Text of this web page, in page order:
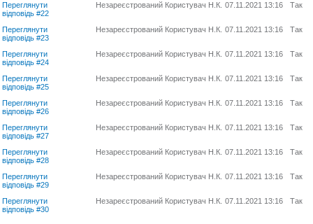
Переглянути
відповідь #22
Незареєстрований Користувач Н.К. 07.11.2021 13:16 Так
Переглянути
відповідь #23
Незареєстрований Користувач Н.К. 07.11.2021 13:16 Так
Переглянути
відповідь #24
Незареєстрований Користувач Н.К. 07.11.2021 13:16 Так
Переглянути
відповідь #25
Незареєстрований Користувач Н.К. 07.11.2021 13:16 Так
Переглянути
відповідь #26
Незареєстрований Користувач Н.К. 07.11.2021 13:16 Так
Переглянути
відповідь #27
Незареєстрований Користувач Н.К. 07.11.2021 13:16 Так
Переглянути
відповідь #28
Незареєстрований Користувач Н.К. 07.11.2021 13:16 Так
Переглянути
відповідь #29
Незареєстрований Користувач Н.К. 07.11.2021 13:16 Так
Переглянути
відповідь #30
Незареєстрований Користувач Н.К. 07.11.2021 13:16 Так